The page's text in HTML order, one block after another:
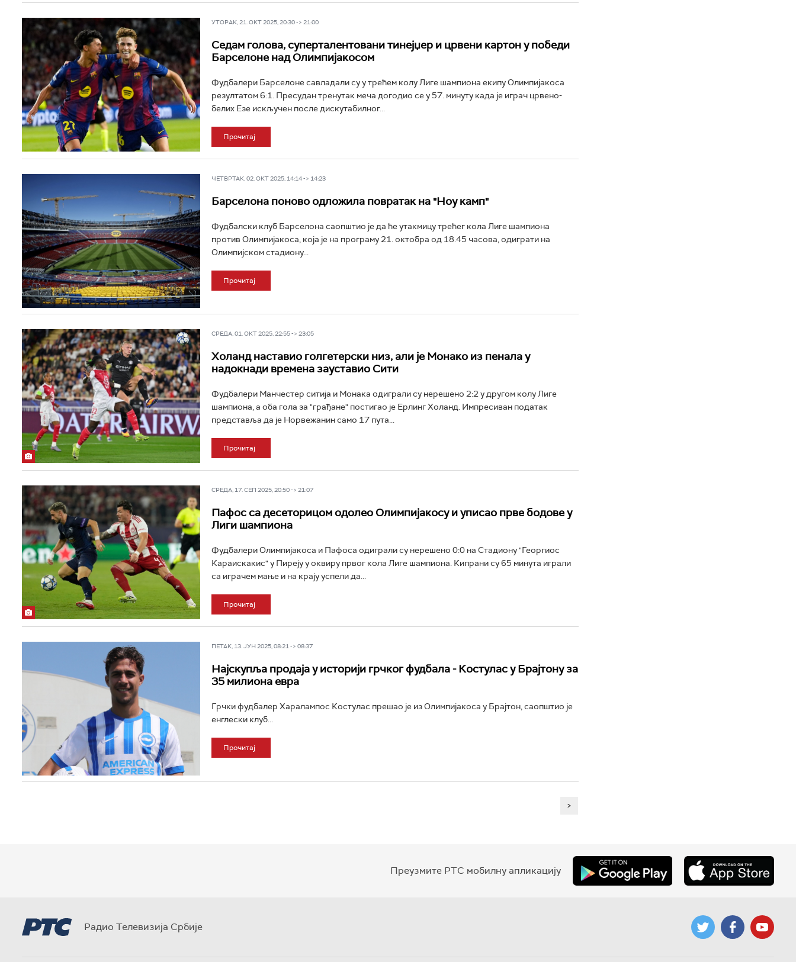
УТОРАК, 21. ОКТ 2025, 20:30 -> 21:00
Седам голова, суперталентовани тинејџер и црвени картон у победи
Барселоне над Олимпијакосом
Фудбалери Барселоне савладали су у трећем колу Лиге шампиона екипу Олимпијакоса
резултатом 6:1. Пресудан тренутак меча догодио се у 57. минуту када је играч црвено-
белих Езе искључен после дискутабилног...
Прочитај
ЧЕТВРТАК, 02. ОКТ 2025, 14:14 -> 14:23
Барселона поново одложила повратак на "Ноу камп"
Фудбалски клуб Барселона саопштио је да ће утакмицу трећег кола Лиге шампиона
против Олимпијакоса, која је на програму 21. октобра од 18.45 часова, одиграти на
Олимпијском стадиону...
Прочитај
СРЕДА, 01. ОКТ 2025, 22:55 -> 23:05
Холанд наставио голгетерски низ, али је Монако из пенала у
надокнади времена зауставио Сити
Фудбалери Манчестер ситија и Монака одиграли су нерешено 2:2 у другом колу Лиге
шампиона, а оба гола за "грађане" постигао је Ерлинг Холанд. Импресиван податак
представља да је Норвежанин само 17 пута...
Прочитај
СРЕДА, 17. СЕП 2025, 20:50 -> 21:07
Пафос са десеторицом одолео Олимпијакосу и уписао прве бодове у
Лиги шампиона
Фудбалери Олимпијакоса и Пафоса одиграли су нерешено 0:0 на Стадиону "Георгиос
Караискакис" у Пиреју у оквиру првог кола Лиге шампиона. Кипрани су 65 минута играли
са играчем мање и на крају успели да...
Прочитај
ПЕТАК, 13. ЈУН 2025, 08:21 -> 08:37
Најскупља продаја у историји грчког фудбала - Костулас у Брајтону за
35 милиона евра
Грчки фудбалер Харалампос Костулас прешао је из Олимпијакоса у Брајтон, саопштио је
енглески клуб...
Прочитај
>
Преузмите РТС мобилну апликацију
Радио Телевизија Србије